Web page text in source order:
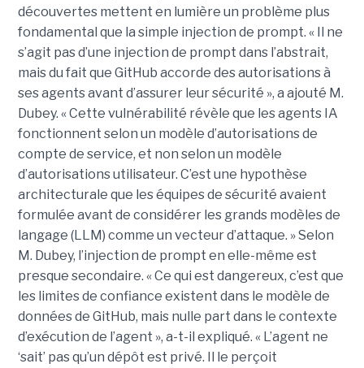
découvertes mettent en lumière un problème plus
fondamental que la simple injection de prompt. « Il ne
s’agit pas d’une injection de prompt dans l’abstrait,
mais du fait que GitHub accorde des autorisations à
ses agents avant d’assurer leur sécurité », a ajouté M.
Dubey. « Cette vulnérabilité révèle que les agents IA
fonctionnent selon un modèle d’autorisations de
compte de service, et non selon un modèle
d’autorisations utilisateur. C’est une hypothèse
architecturale que les équipes de sécurité avaient
formulée avant de considérer les grands modèles de
langage (LLM) comme un vecteur d’attaque. » Selon
M. Dubey, l’injection de prompt en elle-même est
presque secondaire. « Ce qui est dangereux, c’est que
les limites de confiance existent dans le modèle de
données de GitHub, mais nulle part dans le contexte
d’exécution de l’agent », a-t-il expliqué. « L’agent ne
‘sait’ pas qu’un dépôt est privé. Il le perçoit